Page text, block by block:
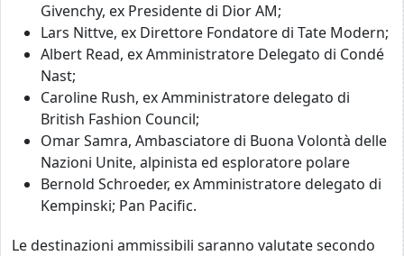
Givenchy, ex Presidente di Dior AM;
Lars Nittve, ex Direttore Fondatore di Tate Modern;
Albert Read, ex Amministratore Delegato di Condé
Nast;
Caroline Rush, ex Amministratore delegato di
British Fashion Council;
Omar Samra, Ambasciatore di Buona Volontà delle
Nazioni Unite, alpinista ed esploratore polare
Bernold Schroeder, ex Amministratore delegato di
Kempinski; Pan Pacific.
Le destinazioni ammissibili saranno valutate secondo